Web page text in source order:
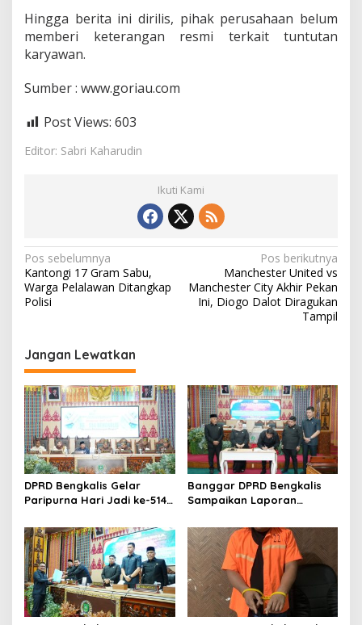
Hingga berita ini dirilis, pihak perusahaan belum
memberi keterangan resmi terkait tuntutan
karyawan.
Sumber : www.goriau.com
Post Views: 603
Editor: Sabri Kaharudin
Ikuti Kami
N
a
v
g
a
s
i
p
o
s
Pos sebelumnya
Kantongi 17 Gram Sabu,
Warga Pelalawan Ditangkap
Polisi
Pos berikutnya
Manchester United vs
Manchester City Akhir Pekan
Ini, Diogo Dalot Diragukan
Tampil
Jangan Lewatkan
DPRD Bengkalis Gelar
Paripurna Hari Jadi ke-514
Semangat Membangun
Negeri Junjungan.
Banggar DPRD Bengkalis
Sampaikan Laporan
Pertanggungjawaban
Pelaksanaan APBD Tahun
Anggaran 2025